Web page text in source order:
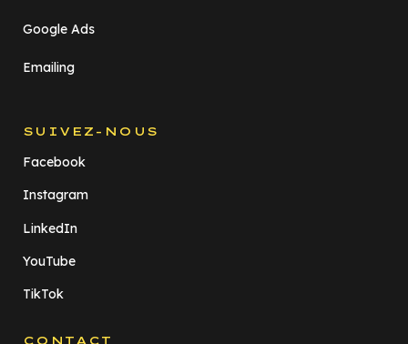
Google Ads
Emailing
SUIVEZ-NOUS
Facebook
Instagram
LinkedIn
YouTube
TikTok
CONTACT